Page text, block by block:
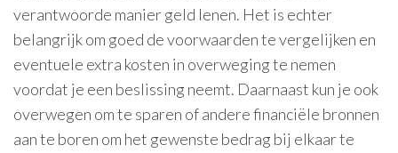
verantwoorde manier geld lenen. Het is echter
belangrijk om goed de voorwaarden te vergelijken en
eventuele extra kosten in overweging te nemen
voordat je een beslissing neemt. Daarnaast kun je ook
overwegen om te sparen of andere financiële bronnen
aan te boren om het gewenste bedrag bij elkaar te